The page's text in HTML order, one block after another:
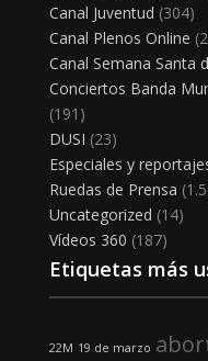
Canal Juventud (304)
Canal Plenos Online
Canal Semana Santa
Conciertos Banda
(191)
DUSI (23)
Especiales y
Ruedas de Prensa
Uncategorized (14)
Vídeos 360 (187)
Etiquetas más
22M 19 de marzo